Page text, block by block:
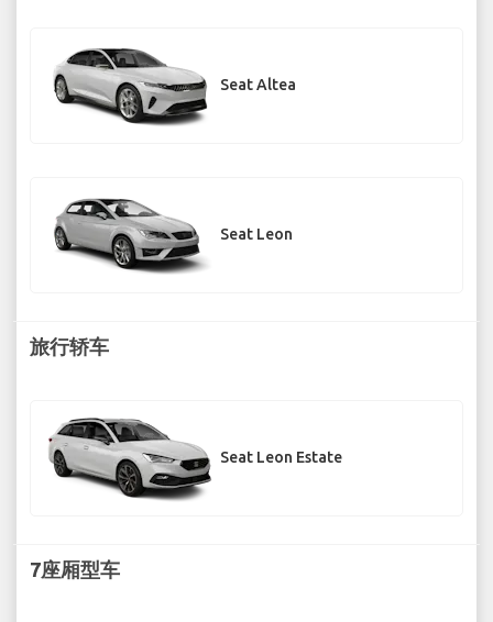
Seat Altea
Seat Leon
旅行轿车
Seat Leon Estate
7座厢型车